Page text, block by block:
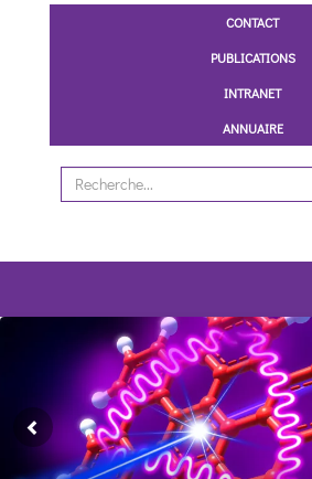
CONTACT
PUBLICATIONS
INTRANET
ANNUAIRE
Previous